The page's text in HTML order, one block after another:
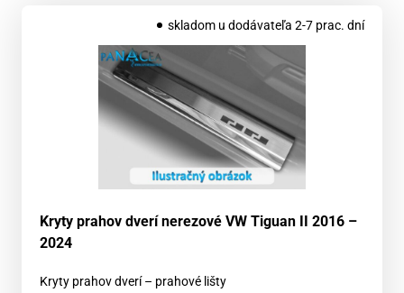
skladom u dodávateľa 2-7 prac. dní
Kryty prahov dverí nerezové VW Tiguan II 2016 –
2024
Kryty prahov dverí – prahové lišty